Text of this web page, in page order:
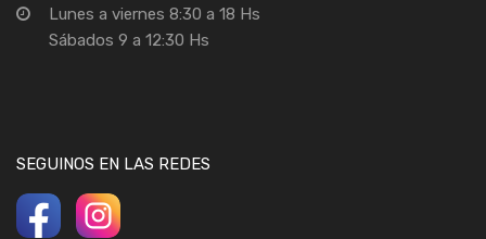
Lunes a viernes 8:30 a 18 Hs
Sábados 9 a 12:30 Hs
SEGUINOS EN LAS REDES